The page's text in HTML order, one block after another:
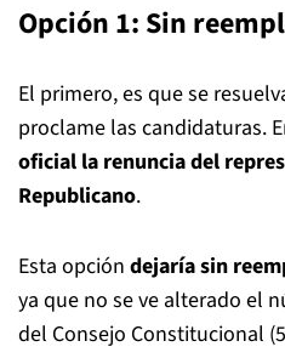
Opción 1: Sin
El primero, es que se
proclame las candidaturas.
oficial la renuncia del
Republicano.
Esta opción dejaría sin
ya que no se ve alterado el
del Consejo Constitucional